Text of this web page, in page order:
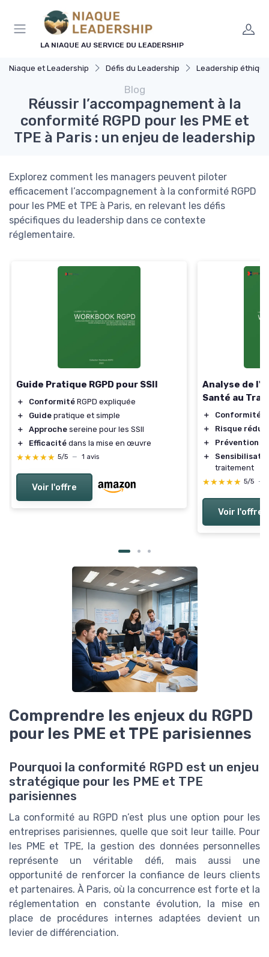
LA NIAQUE AU SERVICE DU LEADERSHIP
Niaque et Leadership Défis du Leadership Leadership éthique
Blog
Réussir l’accompagnement à la
conformité RGPD pour les PME et
TPE à Paris : un enjeu de leadership
Explorez comment les managers peuvent piloter
efficacement l’accompagnement à la conformité RGPD
pour les PME et TPE à Paris, en relevant les défis
spécifiques du leadership dans ce contexte
réglementaire.
Guide Pratique RGPD pour SSII
＋ Conformité RGPD expliquée
＋
Guide pratique et simple
＋
Approche sereine pour les SSII
＋
Efficacité dans la mise en œuvre
★★★★★
★★★★★ 5/5 — 1 avis
Voir l'offre
Analyse de
Santé au
＋ Conformité
＋
Risque réduit
＋
Prévention
＋
traitement
★★★★★
★★★★★ 5/5 —
Voir l'offre
Comprendre les enjeux du RGPD
pour les PME et TPE parisiennes
Pourquoi la conformité RGPD est un enjeu
stratégique pour les PME et TPE
parisiennes
La conformité au RGPD n’est plus une option pour les
entreprises parisiennes, quelle que soit leur taille. Pour
les PME et TPE, la gestion des données personnelles
représente un véritable défi, mais aussi une
opportunité de renforcer la confiance de leurs clients
et partenaires. À Paris, où la concurrence est forte et la
réglementation en constante évolution, la mise en
place de procédures internes adaptées devient un
levier de différenciation.